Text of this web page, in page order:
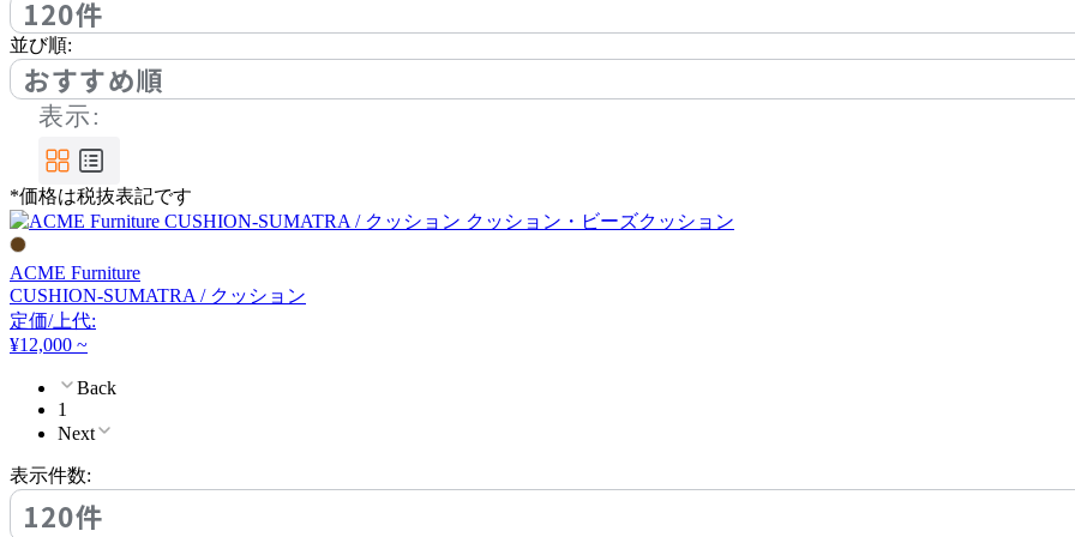
IDÉE
イデー
ITOKI
JOURNAL STANDARD F
ジャーナルスタンダード
ファニチャー
Karf
カーフ
120件
並び順:
おすすめ順
表示:
*価格は税抜表記です
ACME Furniture
CUSHION-SUMATRA / クッション
定価/上代:
¥12,000 ~
Back
1
Next
表示件数:
120件